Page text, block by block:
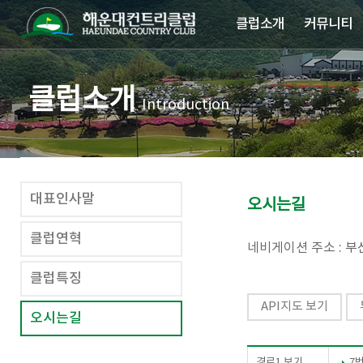
클럽소개 커뮤니티
클럽소개Introduction
대표인사말
클럽연혁
클럽특징
오시는길
오시는길
네비게이션 주소 :
API지도 보기